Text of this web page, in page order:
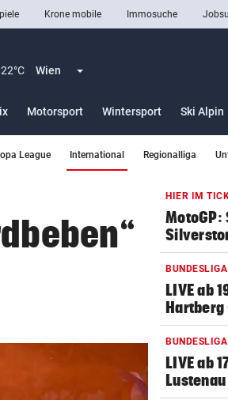
Krone mobile Immosuche
22°C Wien Menü aufklappen
Motorsport Wintersport Ski Alpin
League International Regionalliga
HIER IM
MotoGP:
LIVE ab
Hartberg
LIVE ab
Lustenau